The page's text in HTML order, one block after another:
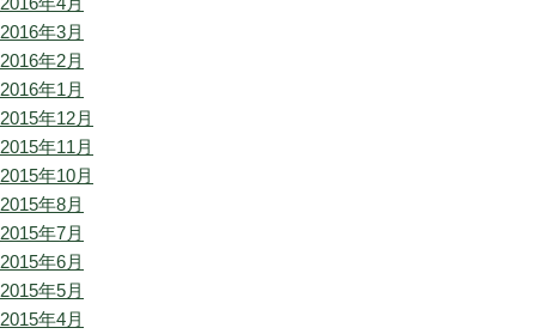
2016年3月
2016年2月
2016年1月
2015年12月
2015年11月
2015年10月
2015年8月
2015年7月
2015年6月
2015年5月
2015年4月